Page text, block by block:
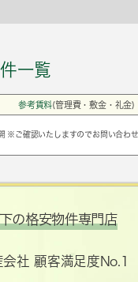
一覧
参考賃料(管理費・敷金・礼金)
※ご確認いたしますのでお問い合わ
の格安物件専門店
社 顧客満足度No.1